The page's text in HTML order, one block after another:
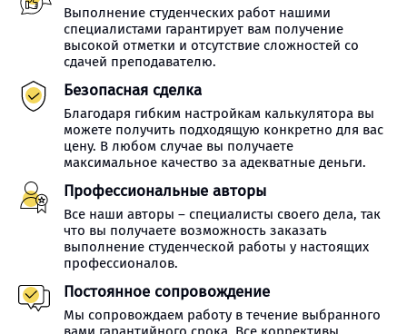
Выполнение студенческих работ нашими
специалистами гарантирует вам получение
высокой отметки и отсутствие сложностей со
сдачей преподавателю.
Безопасная сделка
Благодаря гибким настройкам калькулятора вы
можете получить подходящую конкретно для вас
цену. В любом случае вы получаете
максимальное качество за адекватные деньги.
Профессиональные авторы
Все наши авторы – специалисты своего дела, так
что вы получаете возможность заказать
выполнение студенческой работы у настоящих
профессионалов.
Постоянное сопровождение
Мы сопровождаем работу в течение выбранного